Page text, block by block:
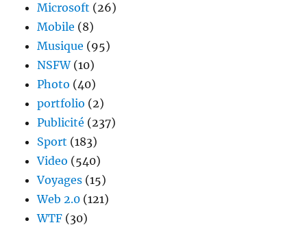
Microsoft (26)
Mobile (8)
Musique (95)
NSFW(10)
Photo (40)
portfolio (2)
Publicité (237)
Sport (183)
Video (540)
Voyages (15)
Web 2.0 (121)
WTF (30)